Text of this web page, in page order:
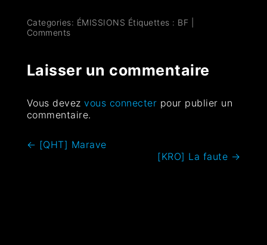
Categories: ÉMISSIONS Étiquettes : BF
Comments
Laisser un commentaire
Vous devezvous connecter pour publier un
commentaire.
← [QHT] Marave
[KRO] La faute →